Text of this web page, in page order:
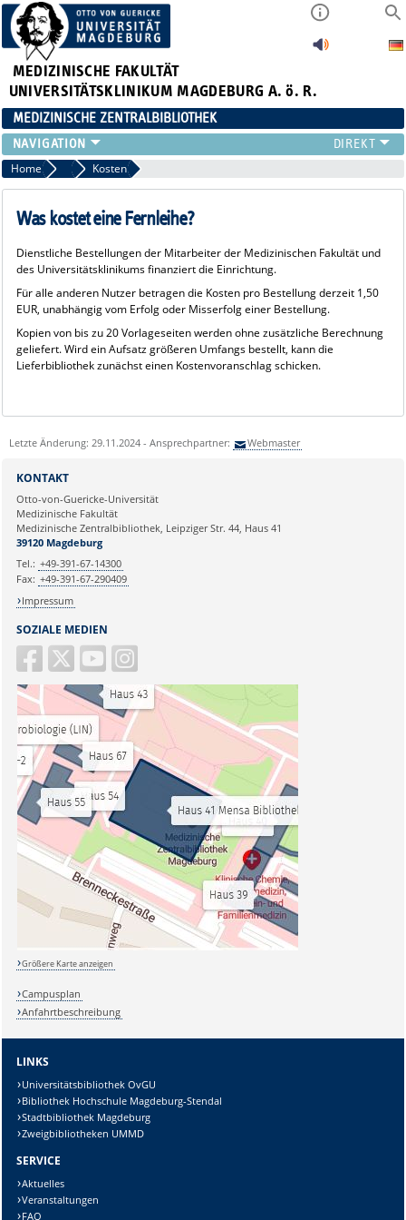
MEDIZINISCHE FAKULTÄT
UNIVERSITÄTSKLINIKUM MAGDEBURG A. ö. R.
MEDIZINISCHE ZENTRALBIBLIOTHEK
LITERATURSUCHE
SERVICE
INFORMATIONSKOMPETENZ
PUBLIZIEREN
SUCHE A-Z
Home FAQ Fernleihe
Kosten
Was kostet eine Fernleihe?
Dienstliche Bestellungen der Mitarbeiter der Medizinischen Fakultät und
des Universitätsklinikums finanziert die Einrichtung.
Für alle anderen Nutzer betragen die Kosten pro Bestellung derzeit 1,50
EUR, unabhängig vom Erfolg oder Misserfolg einer Bestellung.
Kopien von bis zu 20 Vorlageseiten werden ohne zusätzliche Berechnung
geliefert. Wird ein Aufsatz größeren Umfangs bestellt, kann die
Lieferbibliothek zunächst einen Kostenvoranschlag schicken.
Letzte Änderung: 29.11.2024 - Ansprechpartner: Webmaster
SOZIALE MEDIEN
KONTAKT
Otto-von-Guericke-Universität
Medizinische Fakultät
Medizinische Zentralbibliothek, Leipziger Str. 44, Haus 41
39120 Magdeburg
Tel.: +49-391-67-14300
Fax: +49-391-67-290409
Impressum
Größere Karte anzeigen
Campusplan
Anfahrtbeschreibung
LINKS
Universitätsbibliothek OvGU
Bibliothek Hochschule Magdeburg-Stendal
Stadtbibliothek Magdeburg
Zweigbibliotheken UMMD
SERVICE
Aktuelles
Veranstaltungen
FAQ